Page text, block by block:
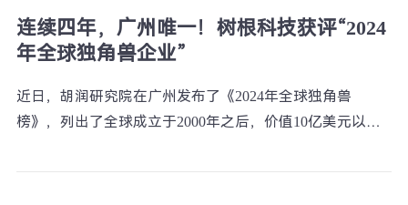
连续四年，广州唯一！树根科技获评“2024
年全球独角兽企业”
近日，胡润研究院在广州发布了《2024年全球独角兽
榜》，列出了全球成立于2000年之后，价值10亿美元以上